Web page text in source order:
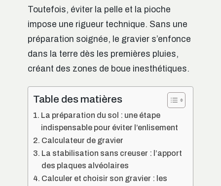
Toutefois, éviter la pelle et la pioche
impose une rigueur technique. Sans une
préparation soignée, le gravier s’enfonce
dans la terre dès les premières pluies,
créant des zones de boue inesthétiques.
Table des matières
La préparation du sol : une étape
indispensable pour éviter l’enlisement
Calculateur de gravier
La stabilisation sans creuser : l’apport
des plaques alvéolaires
Calculer et choisir son gravier : les